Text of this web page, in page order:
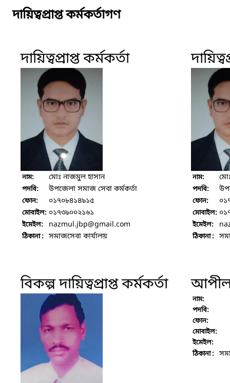
দায়িত্বপ্রাপ্ত কর্মকর্তাগণ
দায়িত্বপ্রাপ্ত কর্মকর্তা
নাম: মোঃ নাজমুল হাসান
পদবি: উপজেলা সমাজ সেবা কর্মকর্তা
ফোন: ০১৭০৮৪১৪৯১৫
মোবাইল: ০১৭৩৯০০২১৬১
ইমেইল: nazmul.jbp@gmail.com
ঠিকানা : সমাজসেবা কার্যালয়
নাম:
পদবি:
ফোন:
মোবাইল:
ইমেইল:
ঠিকানা :
বিকল্প দায়িত্বপ্রাপ্ত কর্মকর্তা আপীল
নাম:
পদবি:
ফোন:
মোবাইল:
ইমেইল:
ঠিকানা :